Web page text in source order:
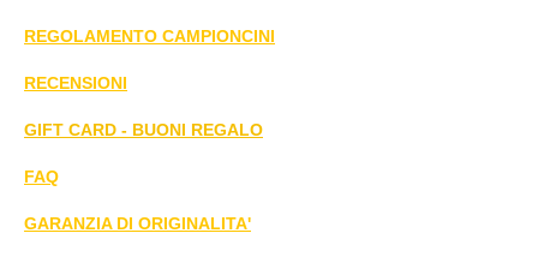
REGOLAMENTO CAMPIONCINI
RECENSIONI
GIFT CARD - BUONI REGALO
FAQ
GARANZIA DI ORIGINALITA'